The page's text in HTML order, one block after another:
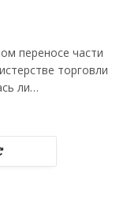
переносе части
торговли
ли…